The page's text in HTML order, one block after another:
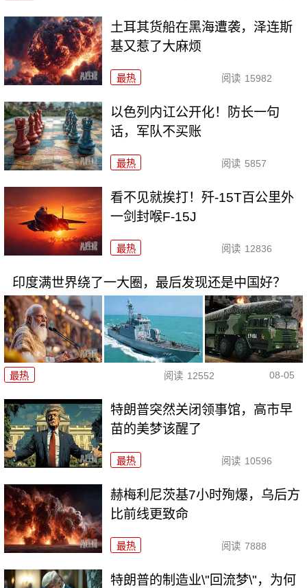
土耳其货船在黑海遭袭，泽连斯
基又惹了大麻烦
最热 阅读 15982
以色列内讧公开化！防长一句
话，军队不买账
最热 阅读 5857
看不见就挨打！歼-15T百公里外
一剑封喉F-15J
最热 阅读 12836
印度满世界绕了一大圈，最后发现还是中国好？
最热 阅读 12552 08-05
特朗普突然关闭领事馆，高市早
苗的美梦该醒了
最热 阅读 10596
赫梅利尼茨基7小时殉爆，乌后方
比前线更致命
最热 阅读 7888
特朗普的制造业\"回流梦\"，为何